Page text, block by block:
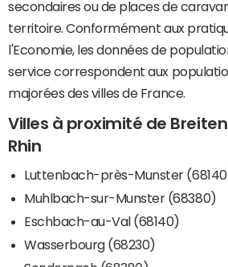
secondaires ou de places de
territoire. Conformément aux
l'Economie, les données de
service correspondent aux
majorées des villes de France.
Villes à proximité de
Rhin
Luttenbach-près-Munster
Muhlbach-sur-Munster (68380)
Eschbach-au-Val (68140)
Wasserbourg (68230)